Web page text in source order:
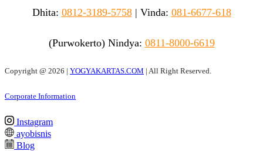
Dhita: 0812-3189-5758| Vinda: 081-6677-618
(Purwokerto) Nindya: 0811-8000-6619
Copyright @ 2026 | YOGYAKARTAS.COM | All Right Reserved.
Corporate Information
Instagram
ayobisnis
Blog